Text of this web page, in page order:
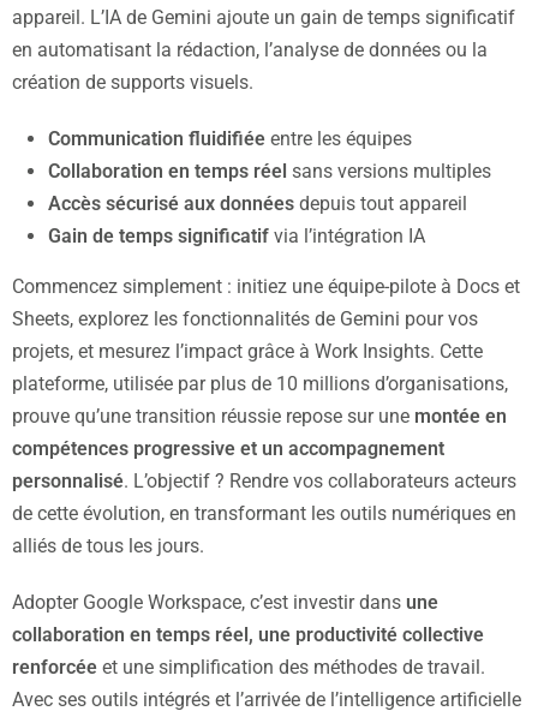
appareil. L’IA de Gemini ajoute un gain de temps significatif
en automatisant la rédaction, l’analyse de données ou la
création de supports visuels.
Communication fluidifiée entre les équipes
Collaboration en temps réel sans versions multiples
Accès sécurisé aux données depuis tout appareil
Gain de temps significatif via l’intégration IA
Commencez simplement : initiez une équipe-pilote à Docs et
Sheets, explorez les fonctionnalités de Gemini pour vos
projets, et mesurez l’impact grâce à Work Insights. Cette
plateforme, utilisée par plus de 10 millions d’organisations,
prouve qu’une transition réussie repose sur une montée en
compétences progressive et un accompagnement
personnalisé. L’objectif ? Rendre vos collaborateurs acteurs
de cette évolution, en transformant les outils numériques en
alliés de tous les jours.
Adopter Google Workspace, c’est investir dans une
collaboration en temps réel, une productivité collective
renforcée et une simplification des méthodes de travail.
Avec ses outils intégrés et l’arrivée de l’intelligence artificielle